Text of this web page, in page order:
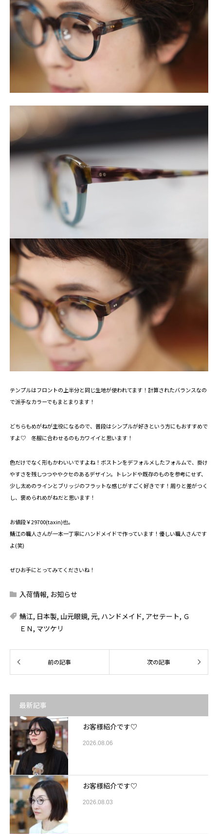
テンプルはフロントの上半分と同じ生地が使われてます！計算されたバランスなの
で派手なカラーでもまとまります！
どちらもめがねが主役になるので、普段はシンプルが好きという方にもおすすめで
すよ♡ 冬服に合わせるのもカワイイと思います！
色だけでなく形もかわいいですよね！ボストンをデフォルメしたフォルムで、掛け
やすさを残しつつややクセのあるデザイン。トレンドや既存のものを参考にせず、
少し太めのラインとブリッジのフラットな感じがすごく好きです！周りと差がつく
し、褒められめがねだと思います！
お値段￥29700(taxin)也。
鯖江の職人さんが一本一丁寧にハンドメイドで作っています！優しい職人さんです
よ(笑)
ぜひお手にとってみてくださいね！
入荷情報, お知らせ
鯖江, 日本製, 山元眼鏡, 元, ハンドメイド, アセテート, Ｇ
ＥＮ, マツケリ
最新記事
お客様紹介です♡
2026.08.06
お客様紹介です♡
2026.08.03